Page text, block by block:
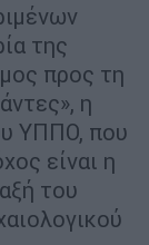
της
προς τη
η
ΥΠΠΟ, που
είναι η
του